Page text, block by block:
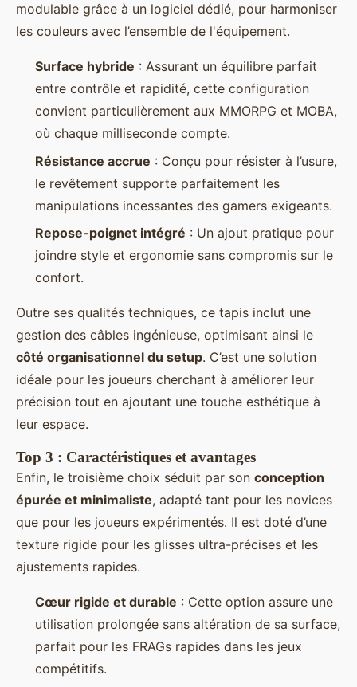
modulable grâce à un logiciel dédié, pour harmoniser
les couleurs avec l’ensemble de l'équipement.
Surface hybride : Assurant un équilibre parfait
entre contrôle et rapidité, cette configuration
convient particulièrement aux MMORPG et MOBA,
où chaque milliseconde compte.
Résistance accrue : Conçu pour résister à l’usure,
le revêtement supporte parfaitement les
manipulations incessantes des gamers exigeants.
Repose-poignet intégré : Un ajout pratique pour
joindre style et ergonomie sans compromis sur le
confort.
Outre ses qualités techniques, ce tapis inclut une
gestion des câbles ingénieuse, optimisant ainsi le
côté organisationnel du setup. C’est une solution
idéale pour les joueurs cherchant à améliorer leur
précision tout en ajoutant une touche esthétique à
leur espace.
Top 3 : Caractéristiques et avantages
Enfin, le troisième choix séduit par son conception
épurée et minimaliste, adapté tant pour les novices
que pour les joueurs expérimentés. Il est doté d’une
texture rigide pour les glisses ultra-précises et les
ajustements rapides.
Cœur rigide et durable : Cette option assure une
utilisation prolongée sans altération de sa surface,
parfait pour les FRAGs rapides dans les jeux
compétitifs.